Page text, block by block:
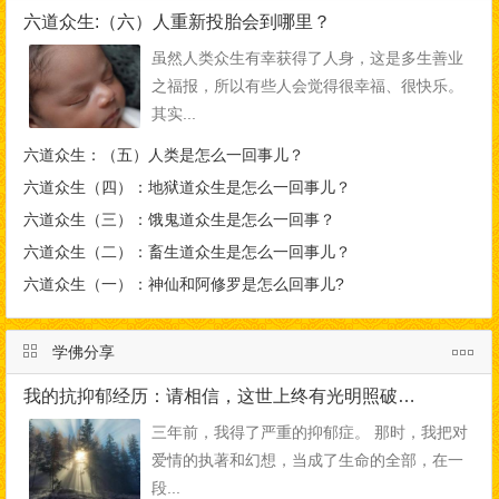
六道众生:（六）人重新投胎会到哪里？
虽然人类众生有幸获得了人身，这是多生善业
之福报，所以有些人会觉得很幸福、很快乐。
其实...
六道众生：（五）人类是怎么一回事儿？
六道众生（四）：地狱道众生是怎么一回事儿？
六道众生（三）：饿鬼道众生是怎么一回事？
六道众生（二）：畜生道众生是怎么一回事儿？
六道众生（一）：神仙和阿修罗是怎么回事儿?
学佛分享
我的抗抑郁经历：请相信，这世上终有光明照破黑暗
三年前，我得了严重的抑郁症。 那时，我把对
爱情的执著和幻想，当成了生命的全部，在一
段...